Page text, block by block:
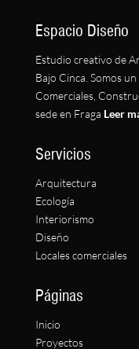
Espacio Diseño
Estudio creativo de
Bajo Cinca. Somos
Comerciales,
sede en Fraga Leer
Servicios
Arquitectura
Ecología
Interiorismo
Diseño
Locales comerciales
Páginas
Inicio
Proyectos